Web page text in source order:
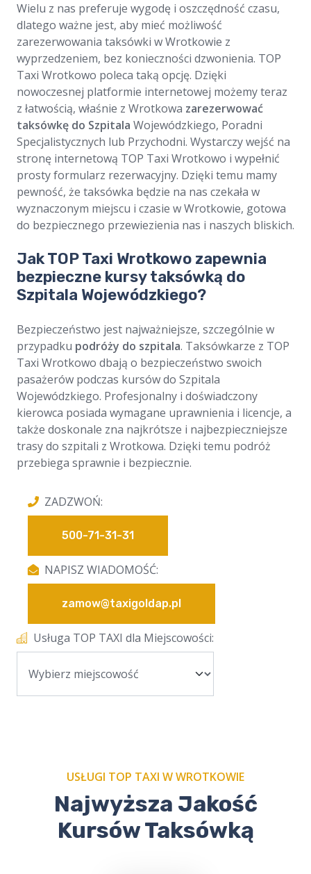
Wielu z nas preferuje wygodę i oszczędność czasu,
dlatego ważne jest, aby mieć możliwość
zarezerwowania taksówki w Wrotkowie z
wyprzedzeniem, bez konieczności dzwonienia. TOP
Taxi Wrotkowo poleca taką opcję. Dzięki
nowoczesnej platformie internetowej możemy teraz
z łatwością, właśnie z Wrotkowa zarezerwować
taksówkę do Szpitala Wojewódzkiego, Poradni
Specjalistycznych lub Przychodni. Wystarczy wejść na
stronę internetową TOP Taxi Wrotkowo i wypełnić
prosty formularz rezerwacyjny. Dzięki temu mamy
pewność, że taksówka będzie na nas czekała w
wyznaczonym miejscu i czasie w Wrotkowie, gotowa
do bezpiecznego przewiezienia nas i naszych bliskich.
Jak TOP Taxi Wrotkowo zapewnia
bezpieczne kursy taksówką do
Szpitala Wojewódzkiego?
Bezpieczeństwo jest najważniejsze, szczególnie w
przypadku podróży do szpitala. Taksówkarze z TOP
Taxi Wrotkowo dbają o bezpieczeństwo swoich
pasażerów podczas kursów do Szpitala
Wojewódzkiego. Profesjonalny i doświadczony
kierowca posiada wymagane uprawnienia i licencje, a
także doskonale zna najkrótsze i najbezpieczniejsze
trasy do szpitali z Wrotkowa. Dzięki temu podróż
przebiega sprawnie i bezpiecznie.
ZADZWOŃ:
500-71-31-31
NAPISZ WIADOMOŚĆ:
zamow@taxigoldap.pl
Usługa TOP TAXI dla Miejscowości:
USŁUGI TOP TAXI W WROTKOWIE
Najwyższa Jakość
Kursów Taksówką